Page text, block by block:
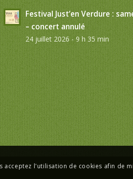
Festival Just’en Verdure :
– concert annulé
24 juillet 2026 - 9 h 35 min
acceptez l'utilisation de cookies afin de